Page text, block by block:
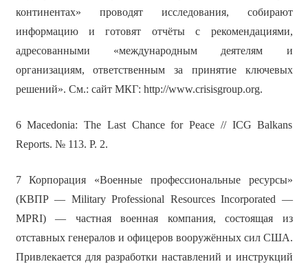
континентах» проводят исследования, собирают
информацию и готовят отчёты с рекомендациями,
адресованными «международным деятелям и
организациям, ответственным за принятие ключевых
решений». См.: сайт МКГ: http://www.crisisgroup.org.
6 Macedonia: The Last Chance for Peace // ICG Balkans
Reports. № 113. P. 2.
7 Корпорация «Военные профессиональные ресурсы»
(КВПР — Military Professional Resources Incorporated —
MPRI) — частная военная компания, состоящая из
отставных генералов и офицеров вооружённых сил США.
Привлекается для разработки наставлений и инструкций